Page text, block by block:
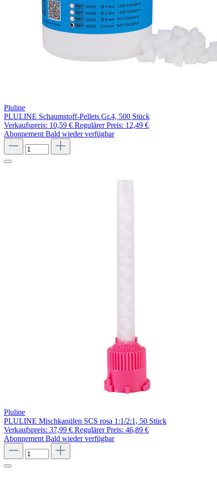
Pluline
PLULINE Schaumstoff-Pellets Gr.4, 500 Stück
Verkaufspreis: 10,59 € Regulärer Preis: 12,49 €
Abonnement Bald wieder verfügbar
Pluline
PLULINE Mischkanülen SCS rosa 1:1/2:1, 50 Stück
Verkaufspreis: 37,99 € Regulärer Preis: 46,89 €
Abonnement Bald wieder verfügbar